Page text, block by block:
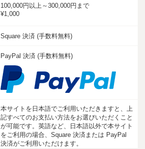
100,000円以上～300,000円まで
¥1,000
Square 決済 (手数料無料)
PayPal 決済 (手数料無料)
本サイトを日本語でご利用いただきますと、上
記すべてのお支払い方法をお選びいただくこと
が可能です。英語など、日本語以外で本サイト
をご利用の場合、Square 決済または PayPal
決済がご利用いただけます。